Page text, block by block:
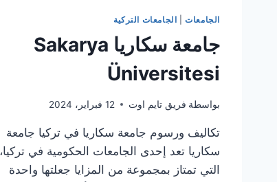
الجامعات| الجامعات التركية
جامعة سكاريا Sakarya
Üniversitesi
بواسطة فريق تايم اوت 12 فبراير، 2024
تكاليف ورسوم جامعة سكاريا في تركيا جامعة
سكاريا تعد إحدى الجامعات الحكومية في تركيا،
التي تمتاز بمجموعة من المزايا جعلتها واحدة